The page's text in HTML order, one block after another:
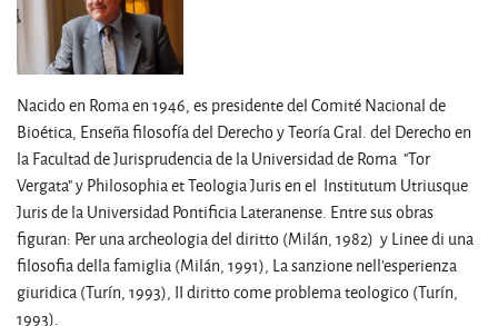
Nacido en Roma en 1946, es presidente del Comité Nacional de
Bioética, Enseña filosofía del Derecho y Teoría Gral. del Derecho en
la Facultad de Jurisprudencia de la Universidad de Roma "Tor
Vergata" y Philosophia et Teologia Juris en el Institutum Utriusque
Juris de la Universidad Pontificia Lateranense. Entre sus obras
figuran: Per una archeologia del diritto (Milán, 1982) y Linee di una
filosofia della famiglia (Milán, 1991), La sanzione nell'esperienza
giuridica (Turín, 1993), II diritto come problema teologico (Turín,
1993).